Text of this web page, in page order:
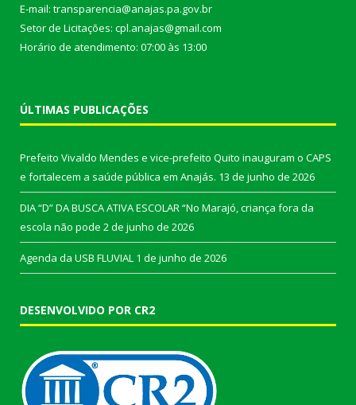
E-mail: transparencia@anajas.pa.gov.br
Setor de Licitações: cpl.anajas@gmail.com
Horário de atendimento: 07:00 às 13:00
ÚLTIMAS PUBLICAÇÕES
Prefeito Vivaldo Mendes e vice-prefeito Quito inauguram o CAPS
e fortalecem a saúde pública em Anajás. 13 de junho de 2026
DIA “D” DA BUSCA ATIVA ESCOLAR “No Marajó, criança fora da
escola não pode 2 de junho de 2026
Agenda da USB FLUVIAL 1 de junho de 2026
DESENVOLVIDO POR CR2